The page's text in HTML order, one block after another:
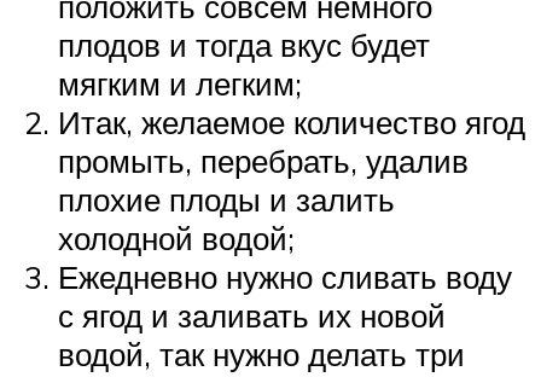
плодов и тогда вкус будет
мягким и легким;
Итак, желаемое количество ягод
промыть, перебрать, удалив
плохие плоды и залить
холодной водой;
Ежедневно нужно сливать воду
с ягод и заливать их новой
водой, так нужно делать три